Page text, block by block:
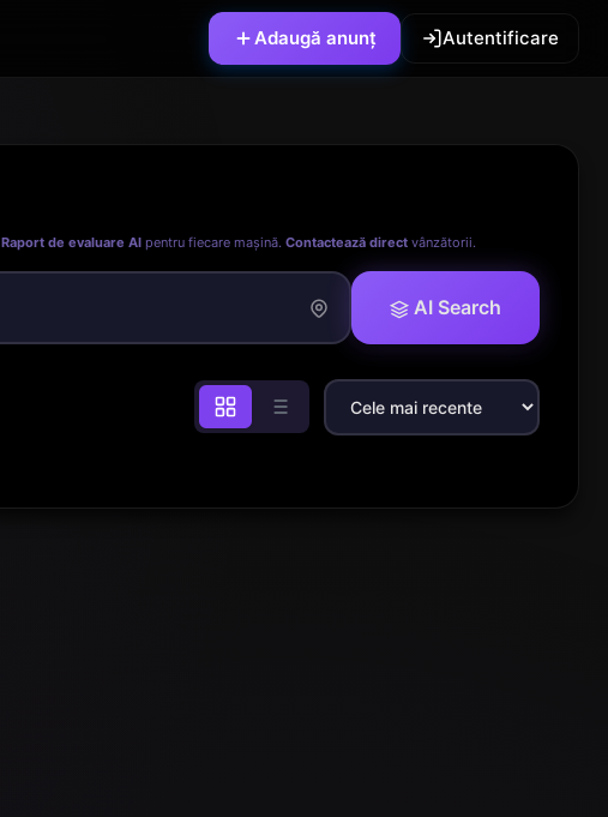
Adaugă anunț Autentificare
Raport de evaluare AI pentru fiecare mașină. Contactează direct vânzătorii.
AI Search